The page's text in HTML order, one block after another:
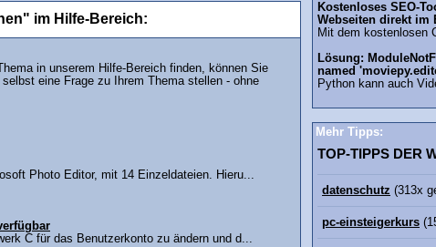
im Hilfe-Bereich:
in unserem Hilfe-Bereich finden, können Sie
eine Frage zu Ihrem Thema stellen - ohne
Photo Editor, mit 14 Einzeldateien. Hieru...
C für das Benutzerkonto zu ändern und d...
Kostenloses SEO-
Webseiten direkt im
Mit dem kostenlosen
Lösung:
named
Python kann auch
Mehr Tipps:
TOP-TIPPS DER
datenschutz (313x
pc-einsteigerkurs